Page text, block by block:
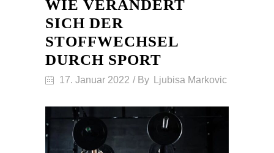
WIE VERÄNDERT
SICH DER
STOFFWECHSEL
DURCH SPORT
17. Januar 2022 By Ljubisa Markovic